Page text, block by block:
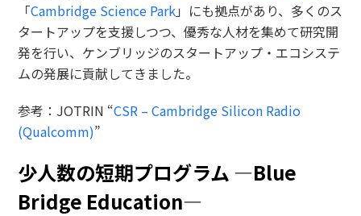
「Cambridge Science Park」にも拠点があり、多くのス
タートアップを支援しつつ、優秀な人材を集めて研究開
発を行い、ケンブリッジのスタートアップ・エコシステ
ムの発展に貢献してきました。
参考：JOTRIN “CSR – Cambridge Silicon Radio
(Qualcomm)”
少人数の短期プログラム ―Blue
Bridge Education―